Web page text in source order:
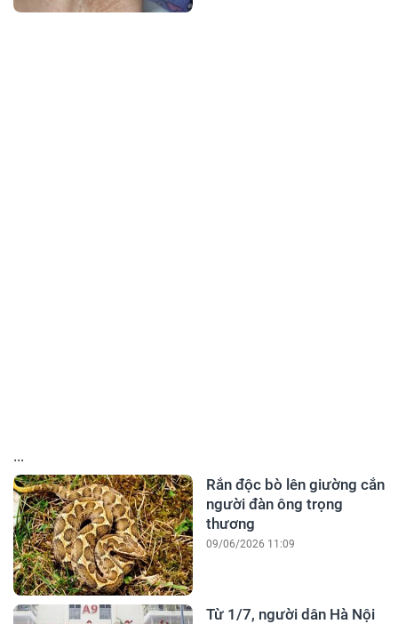
...
Rắn độc bò lên giường cắn
người đàn ông trọng
thương
09/06/2026 11:09
Từ 1/7, người dân Hà Nội